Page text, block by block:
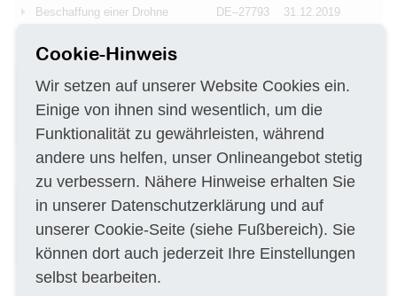
Beschaffung einer Drohne DE–27793
31.12.2019
moorhydrologischen Gutachtens
Geotechnische Untersuchungen
Projektes Offshore Testfeld
(OTF)
DE–10557 30.12.2019
Transport und Verwertung von
entwässerten Klärschlamm
DE–91522 27.12.2019
Durchführung von
Kampfmittelräumung in
Teilflächen
DE–79395 27.12.2019
Ländlicher Wegebau -
Cookie-Hinweis
Wir setzen auf unserer Website Cookies ein.
Einige von ihnen sind wesentlich, um die
Funktionalität zu gewährleisten, während
andere uns helfen, unser Onlineangebot stetig
zu verbessern. Nähere Hinweise erhalten Sie
in unserer Datenschutzerklärung und auf
unserer Cookie-Seite (siehe Fußbereich). Sie
können dort auch jederzeit Ihre Einstellungen
selbst bearbeiten.